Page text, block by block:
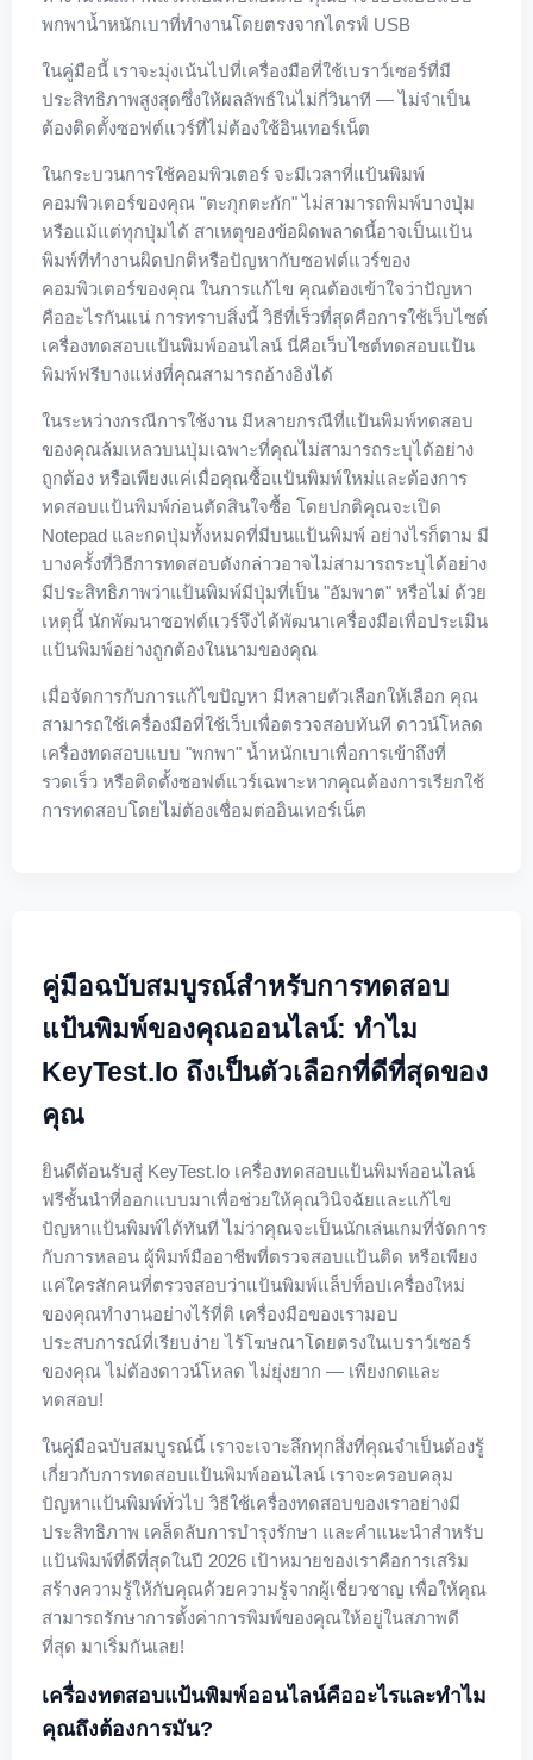
พกพาน้ำหนักเบาที่ทำงานโดยตรงจากไดรฟ์ USB
ในคู่มือนี้ เราจะมุ่งเน้นไปที่เครื่องมือที่ใช้เบราว์เซอร์ที่มี
ประสิทธิภาพสูงสุดซึ่งให้ผลลัพธ์ในไม่กี่วินาที — ไม่จำเป็น
ต้องติดตั้งซอฟต์แวร์ที่ไม่ต้องใช้อินเทอร์เน็ต
ในกระบวนการใช้คอมพิวเตอร์ จะมีเวลาที่แป้นพิมพ์
คอมพิวเตอร์ของคุณ "ตะกุกตะกัก" ไม่สามารถพิมพ์บางปุ่ม
หรือแม้แต่ทุกปุ่มได้ สาเหตุของข้อผิดพลาดนี้อาจเป็นแป้น
พิมพ์ที่ทำงานผิดปกติหรือปัญหากับซอฟต์แวร์ของ
คอมพิวเตอร์ของคุณ ในการแก้ไข คุณต้องเข้าใจว่าปัญหา
คืออะไรกันแน่ การทราบสิ่งนี้ วิธีที่เร็วที่สุดคือการใช้เว็บไซต์
เครื่องทดสอบแป้นพิมพ์ออนไลน์ นี่คือเว็บไซต์ทดสอบแป้น
พิมพ์ฟรีบางแห่งที่คุณสามารถอ้างอิงได้
ในระหว่างกรณีการใช้งาน มีหลายกรณีที่แป้นพิมพ์ทดสอบ
ของคุณล้มเหลวบนปุ่มเฉพาะที่คุณไม่สามารถระบุได้อย่าง
ถูกต้อง หรือเพียงแค่เมื่อคุณซื้อแป้นพิมพ์ใหม่และต้องการ
ทดสอบแป้นพิมพ์ก่อนตัดสินใจซื้อ โดยปกติคุณจะเปิด
Notepad และกดปุ่มทั้งหมดที่มีบนแป้นพิมพ์ อย่างไรก็ตาม มี
บางครั้งที่วิธีการทดสอบดังกล่าวอาจไม่สามารถระบุได้อย่าง
มีประสิทธิภาพว่าแป้นพิมพ์มีปุ่มที่เป็น "อัมพาต" หรือไม่ ด้วย
เหตุนี้ นักพัฒนาซอฟต์แวร์จึงได้พัฒนาเครื่องมือเพื่อประเมิน
แป้นพิมพ์อย่างถูกต้องในนามของคุณ
เมื่อจัดการกับการแก้ไขปัญหา มีหลายตัวเลือกให้เลือก คุณ
สามารถใช้เครื่องมือที่ใช้เว็บเพื่อตรวจสอบทันที ดาวน์โหลด
เครื่องทดสอบแบบ "พกพา" น้ำหนักเบาเพื่อการเข้าถึงที่
รวดเร็ว หรือติดตั้งซอฟต์แวร์เฉพาะหากคุณต้องการเรียกใช้
การทดสอบโดยไม่ต้องเชื่อมต่ออินเทอร์เน็ต
คู่มือฉบับสมบูรณ์สำหรับการทดสอบ
แป้นพิมพ์ของคุณออนไลน์: ทำไม
KeyTest.io ถึงเป็นตัวเลือกที่ดีที่สุดของ
คุณ
ยินดีต้อนรับสู่ KeyTest.io เครื่องทดสอบแป้นพิมพ์ออนไลน์
ฟรีชั้นนำที่ออกแบบมาเพื่อช่วยให้คุณวินิจฉัยและแก้ไข
ปัญหาแป้นพิมพ์ได้ทันที ไม่ว่าคุณจะเป็นนักเล่นเกมที่จัดการ
กับการหลอน ผู้พิมพ์มืออาชีพที่ตรวจสอบแป้นติด หรือเพียง
แค่ใครสักคนที่ตรวจสอบว่าแป้นพิมพ์แล็ปท็อปเครื่องใหม่
ของคุณทำงานอย่างไร้ที่ติ เครื่องมือของเรามอบ
ประสบการณ์ที่เรียบง่าย ไร้โฆษณาโดยตรงในเบราว์เซอร์
ของคุณ ไม่ต้องดาวน์โหลด ไม่ยุ่งยาก — เพียงกดและ
ทดสอบ!
ในคู่มือฉบับสมบูรณ์นี้ เราจะเจาะลึกทุกสิ่งที่คุณจำเป็นต้องรู้
เกี่ยวกับการทดสอบแป้นพิมพ์ออนไลน์ เราจะครอบคลุม
ปัญหาแป้นพิมพ์ทั่วไป วิธีใช้เครื่องทดสอบของเราอย่างมี
ประสิทธิภาพ เคล็ดลับการบำรุงรักษา และคำแนะนำสำหรับ
แป้นพิมพ์ที่ดีที่สุดในปี 2026 เป้าหมายของเราคือการเสริม
สร้างความรู้ให้กับคุณด้วยความรู้จากผู้เชี่ยวชาญ เพื่อให้คุณ
สามารถรักษาการตั้งค่าการพิมพ์ของคุณให้อยู่ในสภาพดี
ที่สุด มาเริ่มกันเลย!
เครื่องทดสอบแป้นพิมพ์ออนไลน์คืออะไรและทำไม
คุณถึงต้องการมัน?